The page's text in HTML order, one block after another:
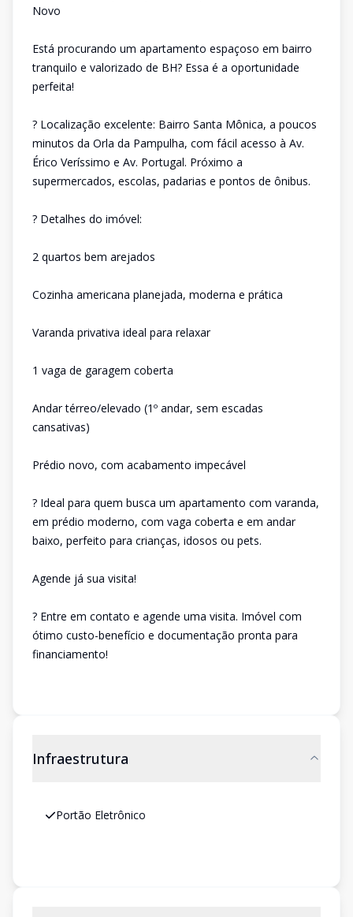
Novo
Está procurando um apartamento espaçoso em bairro
tranquilo e valorizado de BH? Essa é a oportunidade
perfeita!
? Localização excelente: Bairro Santa Mônica, a poucos
minutos da Orla da Pampulha, com fácil acesso à Av.
Érico Veríssimo e Av. Portugal. Próximo a
supermercados, escolas, padarias e pontos de ônibus.
? Detalhes do imóvel:
2 quartos bem arejados
Cozinha americana planejada, moderna e prática
Varanda privativa ideal para relaxar
1 vaga de garagem coberta
Andar térreo/elevado (1º andar, sem escadas
cansativas)
Prédio novo, com acabamento impecável
? Ideal para quem busca um apartamento com varanda,
em prédio moderno, com vaga coberta e em andar
baixo, perfeito para crianças, idosos ou pets.
Agende já sua visita!
? Entre em contato e agende uma visita. Imóvel com
ótimo custo-benefício e documentação pronta para
financiamento!
Infraestrutura
Portão Eletrônico